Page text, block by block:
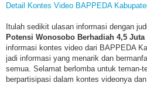
Detail Kontes Video BAPPEDA
Itulah sedikit ulasan informasi dengan
Potensi Wonosobo Berhadiah 4,5 Juta
informasi kontes video dari BAPPEDA
jadi informasi yang menarik dan
semua. Selamat berlomba untuk teman-
berpartisipasi dalam kontes videonya